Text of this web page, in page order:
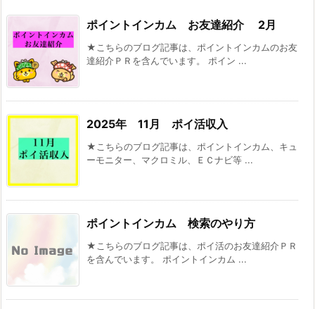
ポイントインカム お友達紹介 2月
★こちらのブログ記事は、ポイントインカムのお友
達紹介ＰＲを含んでいます。 ポイン ...
2025年 11月 ポイ活収入
★こちらのブログ記事は、ポイントインカム、キュ
ーモニター、マクロミル、ＥＣナビ等 ...
ポイントインカム 検索のやり方
★こちらのブログ記事は、ポイ活のお友達紹介ＰＲ
を含んでいます。 ポイントインカム ...